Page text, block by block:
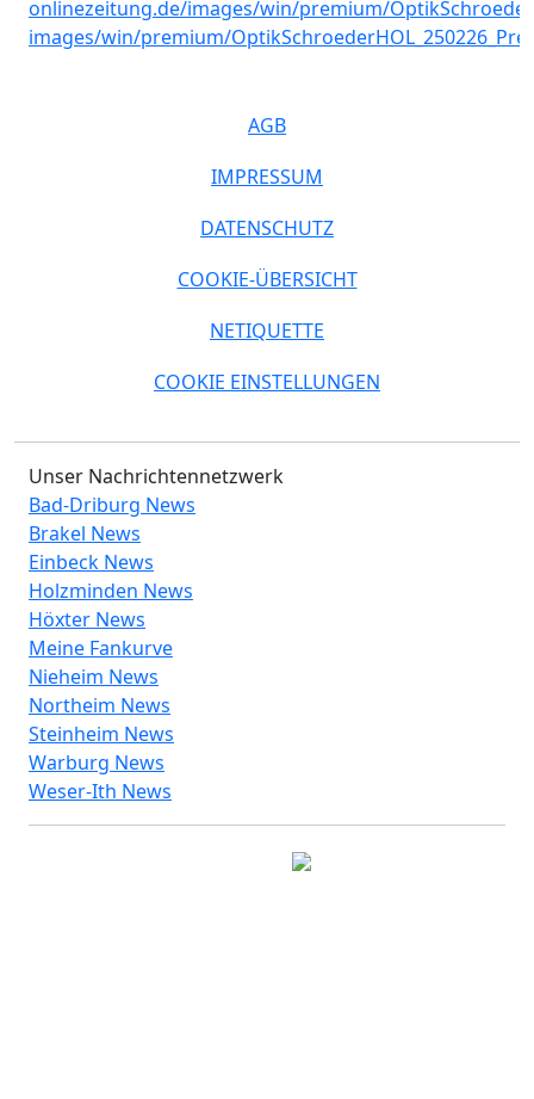
AGB
IMPRESSUM
DATENSCHUTZ
COOKIE-ÜBERSICHT
NETIQUETTE
COOKIE EINSTELLUNGEN
Unser Nachrichtennetzwerk
Bad-Driburg News
Brakel News
Einbeck News
Holzminden News
Höxter News
Meine Fankurve
Nieheim News
Northeim News
Steinheim News
Warburg News
Weser-Ith News